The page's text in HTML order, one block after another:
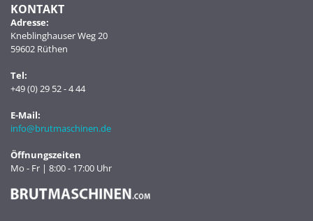
KONTAKT
Adresse:
Kneblinghauser Weg 20
59602 Rüthen
Tel:
+49 (0) 29 52 - 4 44
E-Mail:
info@brutmaschinen.de
Öffnungszeiten
Mo - Fr | 8:00 - 17:00 Uhr